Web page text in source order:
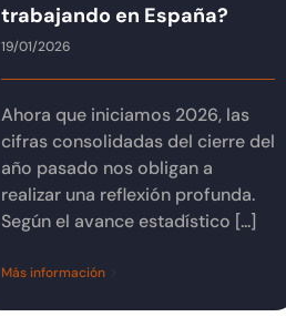
trabajando en España?
19/01/2026
Ahora que iniciamos 2026, las
cifras consolidadas del cierre del
año pasado nos obligan a
realizar una reflexión profunda.
Según el avance estadístico [...]
Más información